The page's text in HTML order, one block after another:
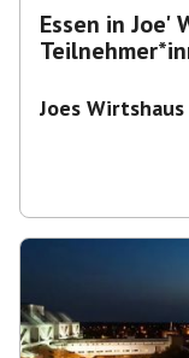
Essen in Joe'
Joes